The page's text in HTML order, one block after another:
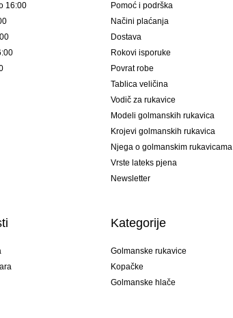
16:00
Pomoć i podrška
Načini plaćanja
Dostava
Rokovi isporuke
Povrat robe
Tablica veličina
Vodič za rukavice
Modeli golmanskih rukavica
Krojevi golmanskih rukavica
Njega o golmanskim rukavicama
Vrste lateks pjena
Newsletter
Kategorije
Golmanske rukavice
Kopačke
Golmanske hlače